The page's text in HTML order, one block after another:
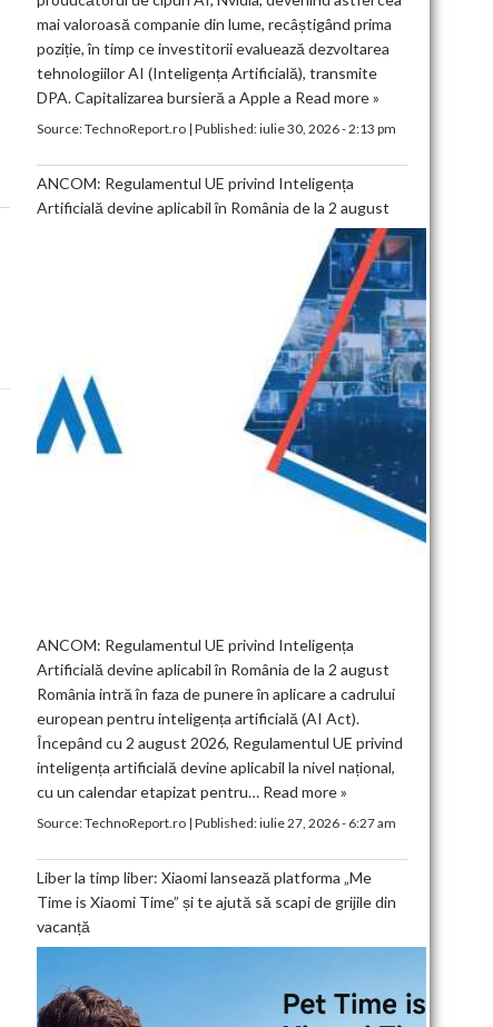
mai valoroasă companie din lume, recâștigând prima
poziție, în timp ce investitorii evaluează dezvoltarea
tehnologiilor AI (Inteligența Artificială), transmite
DPA. Capitalizarea bursieră a Apple a Read more »
Source:TechnoReport.ro| Published:iulie 30, 2026 - 2:13 pm
ANCOM: Regulamentul UE privind Inteligența
Artificială devine aplicabil în România de la 2 august
ANCOM: Regulamentul UE privind Inteligența
Artificială devine aplicabil în România de la 2 august
România intră în faza de punere în aplicare a cadrului
european pentru inteligența artificială (AI Act).
Începând cu 2 august 2026, Regulamentul UE privind
inteligența artificială devine aplicabil la nivel național,
cu un calendar etapizat pentru… Read more »
Source:TechnoReport.ro| Published:iulie 27, 2026 - 6:27 am
Liber la timp liber: Xiaomi lansează platforma „Me
Time is Xiaomi Time” și te ajută să scapi de grijile din
vacanță